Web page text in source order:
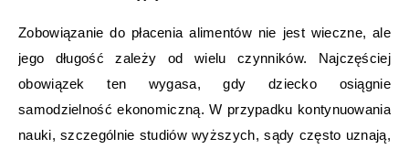
Zobowiązanie do płacenia alimentów nie jest wieczne, ale
jego długość zależy od wielu czynników. Najczęściej
obowiązek ten wygasa, gdy dziecko osiągnie
samodzielność ekonomiczną. W przypadku kontynuowania
nauki, szczególnie studiów wyższych, sądy często uznają,